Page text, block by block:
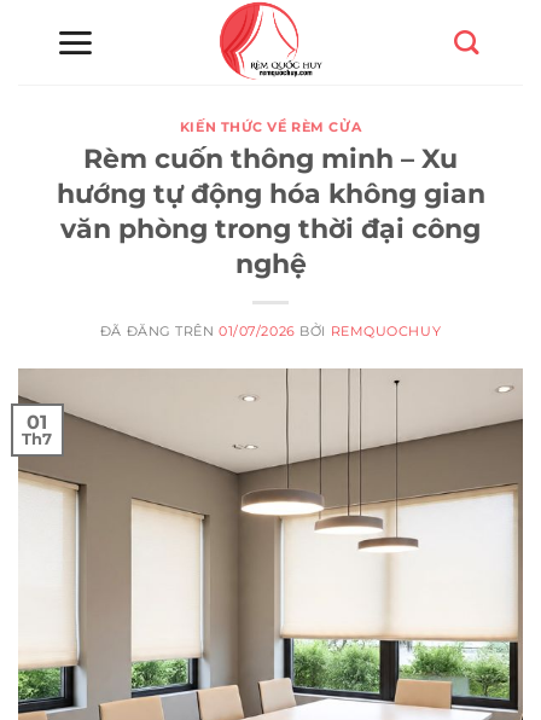
KIẾN THỨC VỀ RÈM CỬA
Rèm cuốn thông minh – Xu
hướng tự động hóa không gian
văn phòng trong thời đại công
nghệ
ĐÃ ĐĂNG TRÊN01/07/2026 BỞI REMQUOCHUY
01
Th7